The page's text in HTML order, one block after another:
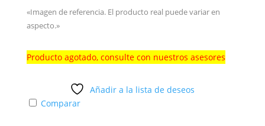
«Imagen de referencia. El producto real puede variar en
aspecto.»
Producto agotado, consulte con nuestros asesores
Añadir a la lista de deseos
Comparar